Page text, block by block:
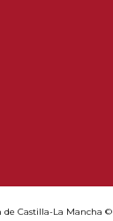
Castilla-La Mancha ©